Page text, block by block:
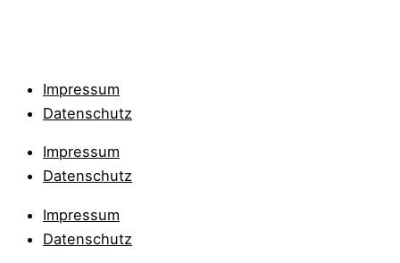
Impressum
Datenschutz
Impressum
Datenschutz
Impressum
Datenschutz